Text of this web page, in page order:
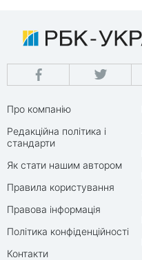
Про компанію
Редакційна політика і
стандарти
Як стати нашим автором
Правила користування
Правова інформація
Політика конфіденційності
Контакти